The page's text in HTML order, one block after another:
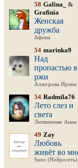
58 Galina_
&
Grafinia
Женская
дружба
Афина
54 marinka9
Над
пропастью
ржи
Аллегрова Ирина
54 Radmila76
Лето слез и
света
Литвиненко Анна
49 Zay
Любовь
живёт во
Suno (Нейросеть)